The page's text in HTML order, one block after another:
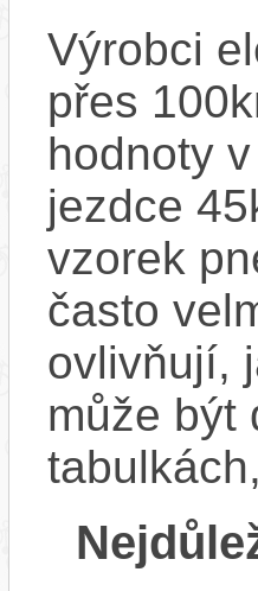
Výrobci
přes
hodnoty
jezdce
vzorek
často
ovlivňují,
může být